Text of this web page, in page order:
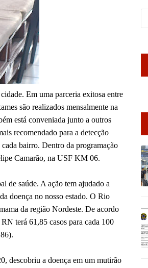
Em uma parceria exitosa entre
são realizados mensalmente na
está conveniada junto a outros
recomendado para a detecção
cada bairro. Dentro da programação
Camarão, na USF KM 06.
de saúde. A ação tem ajudado a
doença no nosso estado. O Rio
da região Nordeste. De acordo
terá 61,85 casos para cada 100
descobriu a doença em um mutirão